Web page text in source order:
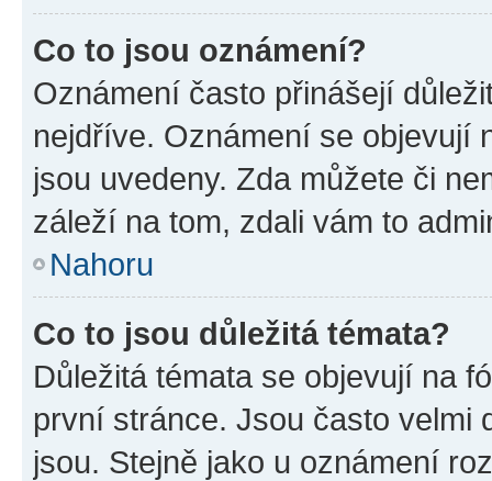
Co to jsou oznámení?
Oznámení často přinášejí
nejdříve. Oznámení se objevují
jsou uvedeny. Zda můžete či
záleží na tom, zdali vám to
Nahoru
Co to jsou důležitá témata?
Důležitá témata se objevují na
první stránce. Jsou často velmi
jsou. Stejně jako u oznámení